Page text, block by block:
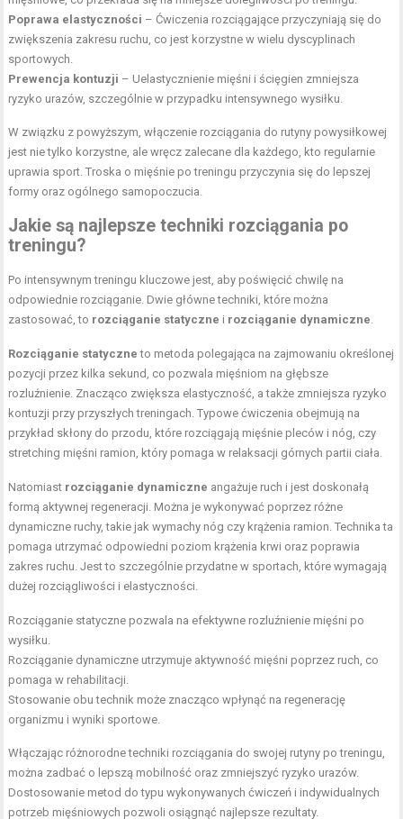
Poprawa elastyczności – Ćwiczenia rozciągające przyczyniają się do
zwiększenia zakresu ruchu, co jest korzystne w wielu dyscyplinach
sportowych.
Prewencja kontuzji – Uelastycznienie mięśni i ścięgien zmniejsza
ryzyko urazów, szczególnie w przypadku intensywnego wysiłku.
W związku z powyższym, włączenie rozciągania do rutyny powysiłkowej
jest nie tylko korzystne, ale wręcz zalecane dla każdego, kto regularnie
uprawia sport. Troska o mięśnie po treningu przyczynia się do lepszej
formy oraz ogólnego samopoczucia.
Jakie są najlepsze techniki rozciągania po
treningu?
Po intensywnym treningu kluczowe jest, aby poświęcić chwilę na
odpowiednie rozciąganie. Dwie główne techniki, które można
zastosować, to rozciąganie statyczne i rozciąganie dynamiczne.
Rozciąganie statyczne to metoda polegająca na zajmowaniu określonej
pozycji przez kilka sekund, co pozwala mięśniom na głębsze
rozluźnienie. Znacząco zwiększa elastyczność, a także zmniejsza ryzyko
kontuzji przy przyszłych treningach. Typowe ćwiczenia obejmują na
przykład skłony do przodu, które rozciągają mięśnie pleców i nóg, czy
stretching mięśni ramion, który pomaga w relaksacji górnych partii ciała.
Natomiast rozciąganie dynamiczne angażuje ruch i jest doskonałą
formą aktywnej regeneracji. Można je wykonywać poprzez różne
dynamiczne ruchy, takie jak wymachy nóg czy krążenia ramion. Technika ta
pomaga utrzymać odpowiedni poziom krążenia krwi oraz poprawia
zakres ruchu. Jest to szczególnie przydatne w sportach, które wymagają
dużej rozciągliwości i elastyczności.
Rozciąganie statyczne pozwala na efektywne rozluźnienie mięśni po
wysiłku.
Rozciąganie dynamiczne utrzymuje aktywność mięśni poprzez ruch, co
pomaga w rehabilitacji.
Stosowanie obu technik może znacząco wpłynąć na regenerację
organizmu i wyniki sportowe.
Włączając różnorodne techniki rozciągania do swojej rutyny po treningu,
można zadbać o lepszą mobilność oraz zmniejszyć ryzyko urazów.
Dostosowanie metod do typu wykonywanych ćwiczeń i indywidualnych
potrzeb mięśniowych pozwoli osiągnąć najlepsze rezultaty.